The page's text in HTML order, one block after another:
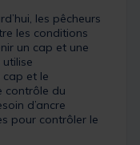
les pêcheurs
les conditions
un cap et une
et le
contrôle du
d’ancre
pour contrôler le